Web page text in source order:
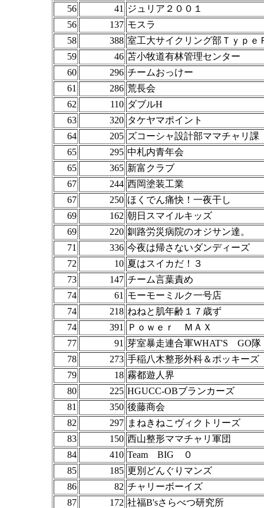
56
41
ジュリア２００１
56
137 モスラ
58
388 室工大サイクリング部Ｔｙｐｅ
59
46 苫小牧道有林管理センター
60
296 チームおっけー
61
286 荒長会
62
110 ダブルH
63
320 タケヤマポイント
64
205 ズコーシャ設計部ママチャリ課
65
295 中札内青年会
65
365 新富クラブ
67
244 西岡塗装工業
67
250 ほくでん痛快！一夜干し
69
162 朝日スマイルキッズ
69
220 釧路労災病院のオジサン達。
71
336 今夜は帰さないダンディーズ
72
10 夏はスイカだ！３
73
147 チーム言葉責め
74
61 モーモーミルク一号店
74
218 ねねと肌年齢１７歳ず
74
391
Ｐｏｗｅｒ ＭＡＸ
77
91 芽室暴走連合軍WHAT'S GO隊
78
273 手稲八木整形外科＆ポッキーズ
79
18 霧都遊人界
80
225 HGUCC-OBブランカーズ
81
350 後藤商会
82
297 まねきねこヴィクトリーズ
83
150 西山整形ママチャリ軍団
84
410 Team BIG ０
85
185 更別どんぐりマンズ
86
82 チャリーボーイズ
87
172 社福B'sさらべつ研究所